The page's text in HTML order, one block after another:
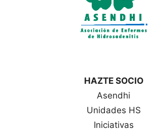
HAZTE SOCIO
Asendhi
Unidades HS
Iniciativas